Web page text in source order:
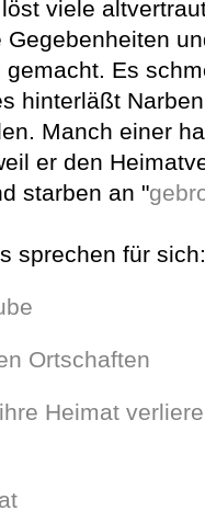
viele
Es
hinterläßt
Manch einer
er den
starben an "
sprechen für
Ortschaften
Heimat